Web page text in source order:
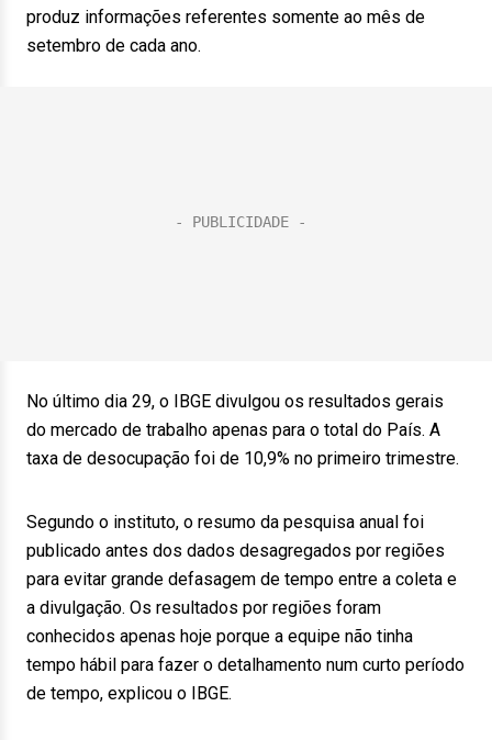
produz informações referentes somente ao mês de
setembro de cada ano.
No último dia 29, o IBGE divulgou os resultados gerais
do mercado de trabalho apenas para o total do País. A
taxa de desocupação foi de 10,9% no primeiro trimestre.
Segundo o instituto, o resumo da pesquisa anual foi
publicado antes dos dados desagregados por regiões
para evitar grande defasagem de tempo entre a coleta e
a divulgação. Os resultados por regiões foram
conhecidos apenas hoje porque a equipe não tinha
tempo hábil para fazer o detalhamento num curto período
de tempo, explicou o IBGE.